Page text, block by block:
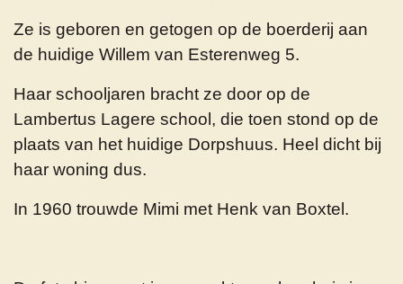
Ze is geboren en getogen op de boerderij aan
de huidige Willem van Esterenweg 5.
Haar schooljaren bracht ze door op de
Lambertus Lagere school, die toen stond op de
plaats van het huidige Dorpshuus. Heel dicht bij
haar woning dus.
In 1960 trouwde Mimi met Henk van Boxtel.